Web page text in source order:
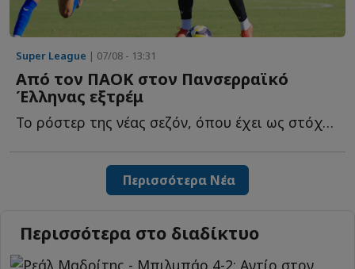
Super League | 07/08 - 13:31
Από τον ΠΑΟΚ στον Πανσερραϊκό
Έλληνας εξτρέμ
Το ρόστερ της νέας σεζόν, όπου έχει ως στόχο την άμεση ε...
Περισσότερα Νέα
Περισσότερα στο διαδίκτυο